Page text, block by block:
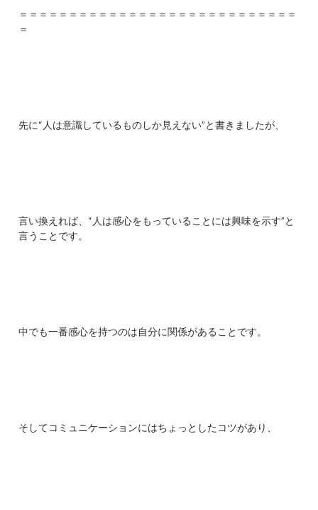
＝＝＝＝＝＝＝＝＝＝＝＝＝＝＝＝＝＝＝＝＝＝＝＝＝＝＝＝
＝
先に“人は意識しているものしか見えない”と書きましたが、
言い換えれば、“人は感心をもっていることには興味を示す”と
言うことです。
中でも一番感心を持つのは自分に関係があることです。
そしてコミュニケーションにはちょっとしたコツがあり、